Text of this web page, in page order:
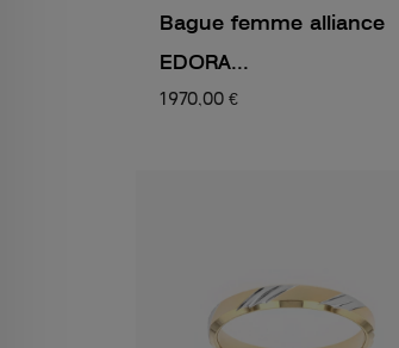
Bague femme alliance
EDORA...
1 970,00 €